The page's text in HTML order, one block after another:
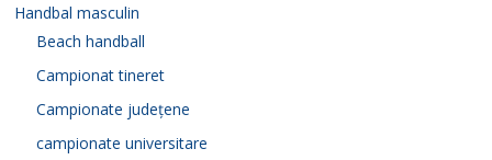
Handbal masculin
Beach handball
Campionat tineret
Campionate județene
campionate universitare